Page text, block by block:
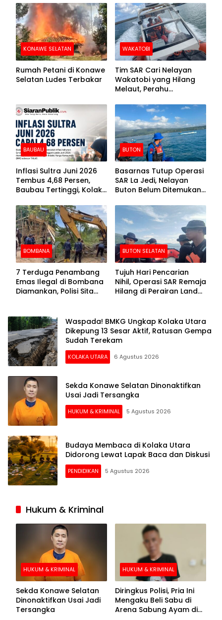
Kolut
Barang Senilai Rp419,5
Juta
KONAWE SELATAN
Rumah Petani di Konawe
Selatan Ludes Terbakar
WAKATOBI
Tim SAR Cari Nelayan
Wakatobi yang Hilang
Melaut, Perahu
Kemasukan Air
BAUBAU
Inflasi Sultra Juni 2026
Tembus 4,68 Persen,
Baubau Tertinggi, Kolaka
BUTON
Basarnas Tutup Operasi
SAR La Jedi, Nelayan
Buton Belum Ditemukan
BOMBANA
7 Terduga Penambang
Emas Ilegal di Bombana
Diamankan, Polisi Sita
BUTON SELATAN
Tujuh Hari Pencarian
Nihil, Operasi SAR Remaja
Hilang di Perairan Lande
Waspada! BMKG Ungkap Kolaka Utara
Dikepung 13 Sesar Aktif, Ratusan Gempa
Sudah Terekam
KOLAKA UTARA 6 Agustus 2026
Sekda Konawe Selatan Dinonaktifkan
Usai Jadi Tersangka
HUKUM & KRIMINAL 5 Agustus 2026
Budaya Membaca di Kolaka Utara
Didorong Lewat Lapak Baca dan Diskusi
PENDIDIKAN 5 Agustus 2026
Hukum & Kriminal
HUKUM & KRIMINAL
Sekda Konawe Selatan
Dinonaktifkan Usai Jadi
Tersangka
HUKUM & KRIMINAL
Diringkus Polisi, Pria Ini
Mengaku Beli Sabu di
Arena Sabung Ayam di